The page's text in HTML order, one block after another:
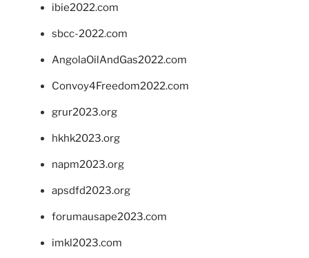
ibie2022.com
sbcc-2022.com
AngolaOilAndGas2022.com
Convoy4Freedom2022.com
grur2023.org
hkhk2023.org
napm2023.org
apsdfd2023.org
forumausape2023.com
imkl2023.com